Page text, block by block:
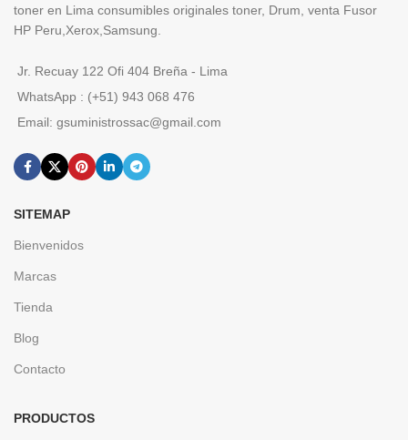
toner en Lima consumibles originales toner, Drum, venta Fusor
HP Peru,Xerox,Samsung.
Jr. Recuay 122 Ofi 404 Breña - Lima
WhatsApp : (+51) 943 068 476
Email: gsuministrossac@gmail.com
SITEMAP
Bienvenidos
Marcas
Tienda
Blog
Contacto
PRODUCTOS